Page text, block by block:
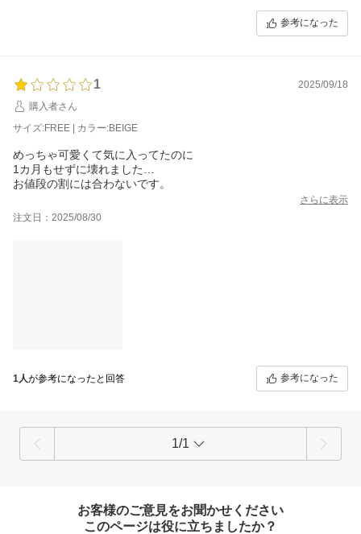
参考になった
1
2025/09/18
購入者さん
サイズ:FREE | カラー:BEIGE
めっちゃ可愛くて気に入ってたのに
1カ月もせずに壊れました…
お値段の割には合わないです。
さらに表示
注文日：2025/08/30
1人が参考になったと回答 参考になった
1/1
お客様のご意見をお聞かせください
このページは役に立ちましたか？